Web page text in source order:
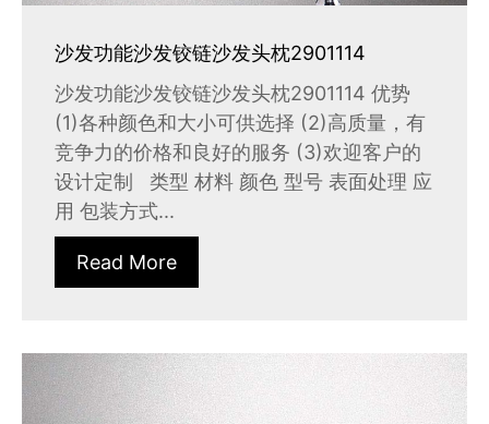
沙发功能沙发铰链沙发头枕2901114
沙发功能沙发铰链沙发头枕2901114 优势
(1)各种颜色和大小可供选择 (2)高质量，有
竞争力的价格和良好的服务 (3)欢迎客户的
设计定制 类型 材料 颜色 型号 表面处理 应
用 包装方式...
Read More